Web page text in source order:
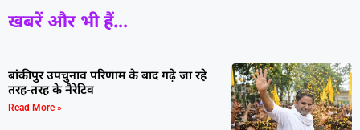
खबरें और भी हैं...
बांकीपुर उपचुनाव परिणाम के बाद गढ़े जा रहे
तरह-तरह के नैरेटिव
Read More »